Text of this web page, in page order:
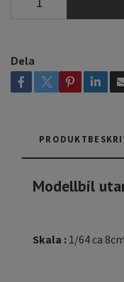
Dela
Modellbil
Skala : 1/64 ca 8cm